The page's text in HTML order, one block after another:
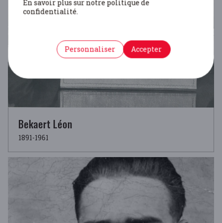
Bekaert Léon
1891-1961
En savoir plus sur notre politique de
confidentialité.
Personnaliser Accepter